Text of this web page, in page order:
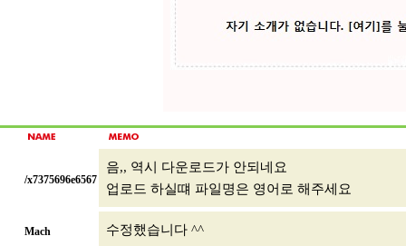
/x7375696e6567
음,, 역시 다운로드가 안되네요
업로드 하실떄 파일명은 영어로 해주세요
Mach 수정했습니다 ^^